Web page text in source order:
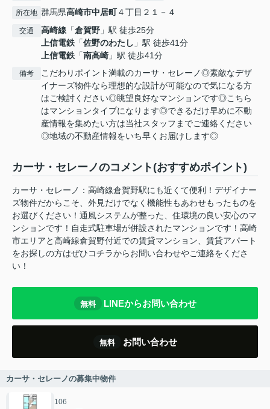
所在地 群馬県高崎市中居町４丁目２１－４
交通 高崎線 「倉賀野 」駅 徒歩25分
上信電鉄 「佐野のわたし 」駅 徒歩41分
上信電鉄 「南高崎 」駅 徒歩41分
備考
こだわりポイント満載のカーサ・セレーノ◎素敵なデザ
イナーズ物件なら理想的な設計が可能なので気になる方
はご検討ください◎眺望良好なマンションです◎こちら
はマンションタイプになります◎できるだけ早めに不動
産情報を集めたい方は当社スタッフまでご連絡ください
◎地域の不動産情報をいち早くお届けします◎
カーサ・セレーノのコメント(おすすめポイント)
カーサ・セレーノ：高崎線倉賀野駅にも近くて便利！デザイナー
ズ物件だからこそ、外見だけでなく機能性もあわせもったものを
お選びください！通風システムが整った、住環境の良い安心のマ
ンションです！自走式駐車場が併設されたマンションです！高崎
市エリアと高崎線倉賀野付近での賃貸マンション、賃貸アパート
をお探しの方はぜひコチラからお問い合わせやご連絡をくださ
い！
無料 LINEからお問い合わせ
無料 お問い合わせ
カーサ・セレーノの募集中物件
106